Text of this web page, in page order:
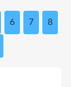
6 7 8